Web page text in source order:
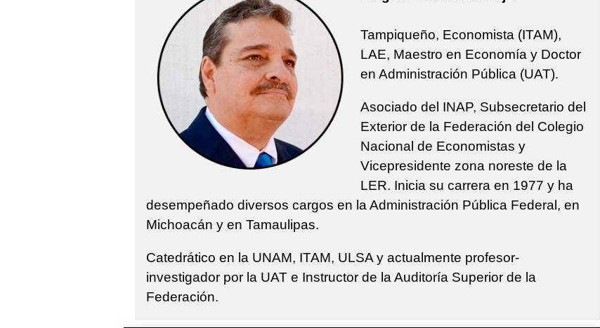
Tampiqueño, Economista (ITAM),
LAE, Maestro en Economía y Doctor
en Administración Pública (UAT).
Asociado del INAP, Subsecretario del
Exterior de la Federación del Colegio
Nacional de Economistas y
Vicepresidente zona noreste de la
LER. Inicia su carrera en 1977 y ha
desempeñado diversos cargos en la Administración Pública Federal, en
Michoacán y en Tamaulipas.
Catedrático en la UNAM, ITAM, ULSA y actualmente profesor-
investigador por la UAT e Instructor de la Auditoría Superior de la
Federación.